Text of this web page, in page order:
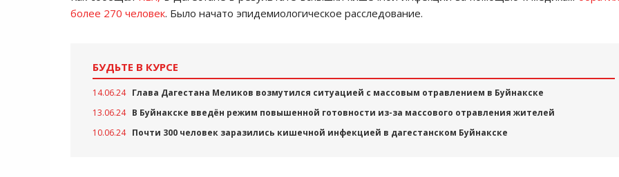
более 270 человек. Было начато эпидемиологическое расследование.
БУДЬТЕ В КУРСЕ
14.06.24 Глава Дагестана Меликов возмутился ситуацией с массовым отравлением в Буйнакске
13.06.24 В Буйнакске введён режим повышенной готовности из-за массового отравления жителей
10.06.24 Почти 300 человек заразились кишечной инфекцией в дагестанском Буйнакске